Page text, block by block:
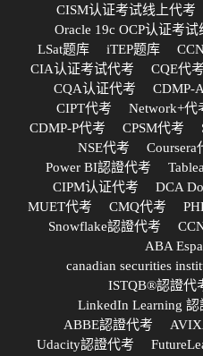
CISM认证考试线上代考
Oracle 19c OCP认证考
LSat题库
iTEP题库
CIA认证考试代考
CQE代考
CQA认证代考
CDMP-
CIPT代考
Network+代
CDMP-P代考
CPSM代考
NSE代考
Coursera
Power BI認證代考
CIPM认证代考
DCA
MUET代考
CMQ代考
Snowflake認證代考
ABA
canadian securities
ISTQB®認證代
LinkedIn Learning 認
ABBE認證代考
Udacity認證代考